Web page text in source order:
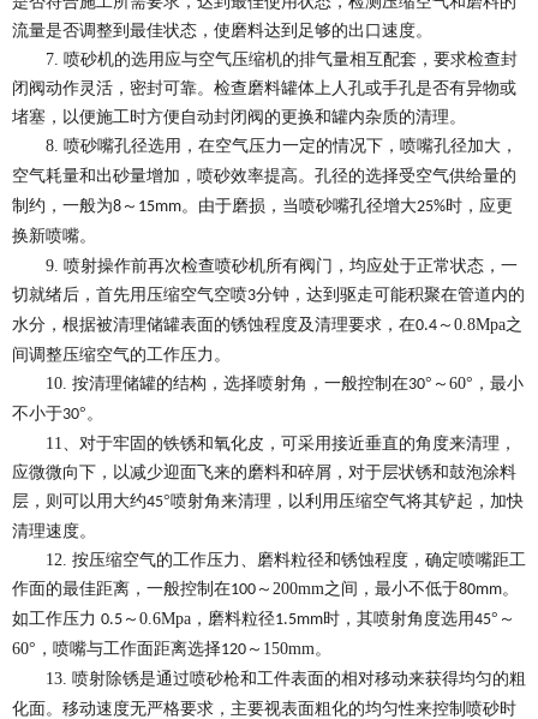
流量是否调整到最佳状态，使磨料达到足够的出口速度。
7. 喷砂机的选用应与空气压缩机的排气量相互配套，要求检查封
闭阀动作灵活，密封可靠。检查磨料罐体上人孔或手孔是否有异物或
堵塞，以便施工时方便自动封闭阀的更换和罐内杂质的清理。
8. 喷砂嘴孔径选用， 在空气压力一定的情况下，喷嘴孔径加大，
空气耗量和出砂量增加，喷砂效率提高。孔径的选择受空气供给量的
制约，一般为8 ～ 15mm。由于磨损，当喷砂嘴孔径增大25%时，应更
换新喷嘴。
9. 喷射操作前再次检查喷砂机所有阀门，均应处于正常状态，一
切就绪后，首先用压缩空气空喷3分钟，达到驱走可能积聚在管道内的
水分，根据被清理储罐表面的锈蚀程度及清理要求，在0.4 ～ 0.8Mpa之
间调整压缩空气的工作压力。
10. 按清理储罐的结构，选择喷射角，一般控制在30° ～ 60°，最小
不小于30°。
11、对于牢固的铁锈和氧化皮，可采用接近垂直的角度来清理，
应微微向下，以减少迎面飞来的磨料和碎屑，对于层状锈和鼓泡涂料
层，则可以用大约45°喷射角来清理，以利用压缩空气将其铲起，加快
清理速度。
12. 按压缩空气的工作压力、磨料粒径和锈蚀程度，确定喷嘴距工
作面的最佳距离，一般控制在100 ～ 200mm之间，最小不低于80mm。
如工作压力 0.5 ～ 0.6Mpa ，磨料粒径1.5mm时，其喷射角度选用45° ～
60°，喷嘴与工作面距离选择120 ～ 150mm。
13. 喷射除锈是通过喷砂枪和工件表面的相对移动来获得均匀的粗
化面。移动速度无严格要求，主要视表面粗化的均匀性来控制喷砂时